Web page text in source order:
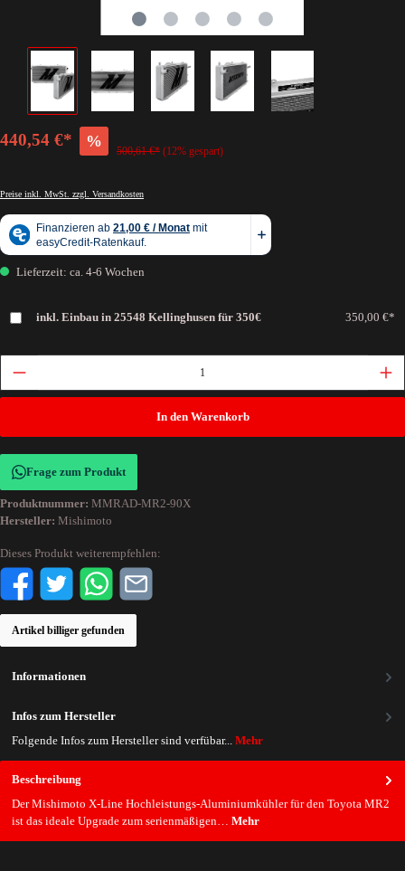
440,54 €* %
500,61 €* (12% gespart)
Preise inkl. MwSt. zzgl. Versandkosten
Lieferzeit: ca. 4-6 Wochen
inkl. Einbau in 25548 Kellinghusen für 350€ 350,00 €*
In den Warenkorb
Frage zum Produkt
Produktnummer: MMRAD-MR2-90X
Hersteller: Mishimoto
Dieses Produkt weiterempfehlen:
Artikel billiger gefunden
Beschreibung
Der Mishimoto X-Line Hochleistungs-Aluminiumkühler für den Toyota MR2
ist das ideale Upgrade zum serienmäßigen… Mehr
Informationen
Infos zum Hersteller
Folgende Infos zum Hersteller sind verfübar... Mehr